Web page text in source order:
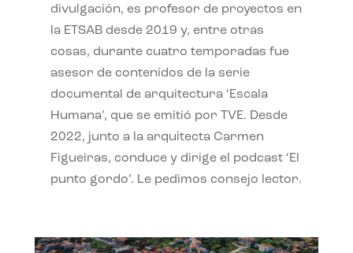
divulgación, es profesor de proyectos en
la ETSAB desde 2019 y, entre otras
cosas, durante cuatro temporadas fue
asesor de contenidos de la serie
documental de arquitectura ‘Escala
Humana’, que se emitió por TVE. Desde
2022, junto a la arquitecta Carmen
Figueiras, conduce y dirige el podcast ‘El
punto gordo’. Le pedimos consejo lector.